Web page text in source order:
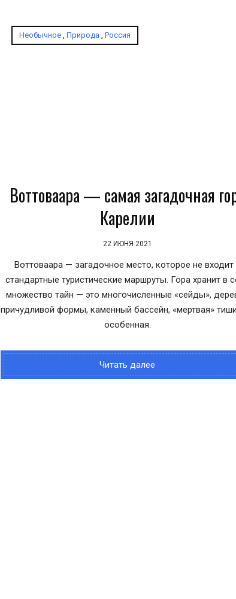
Необычное ,Природа ,Россия
Воттоваара — самая загадочная
Карелии
22 ИЮНЯ 2021
Воттоваара — загадочное место, которое не входит
стандартные туристические маршруты. Гора хранит в
множество тайн — это многочисленные «сейды»,
причудливой формы, каменный бассейн, «мертвая»
особенная.
Читать далее